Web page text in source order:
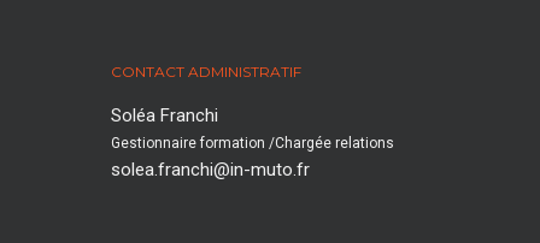
CONTACT ADMINISTRATIF
Soléa Franchi
Gestionnaire formation /Chargée relations
solea.franchi@in-muto.fr